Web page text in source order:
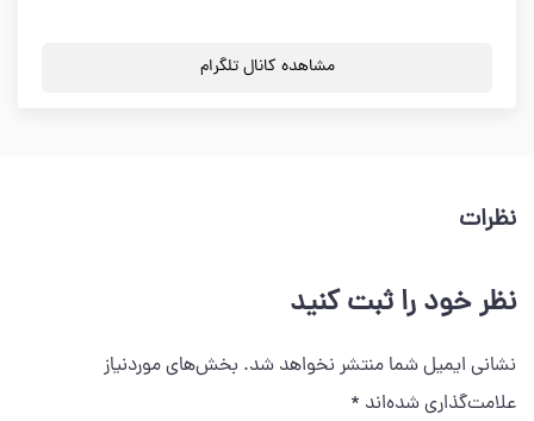
مشاهده کانال تلگرام
نظرات
نظر خود را ثبت کنید
نشانی ایمیل شما منتشر نخواهد شد. بخش‌های موردنیاز
علامت‌گذاری شده‌اند *